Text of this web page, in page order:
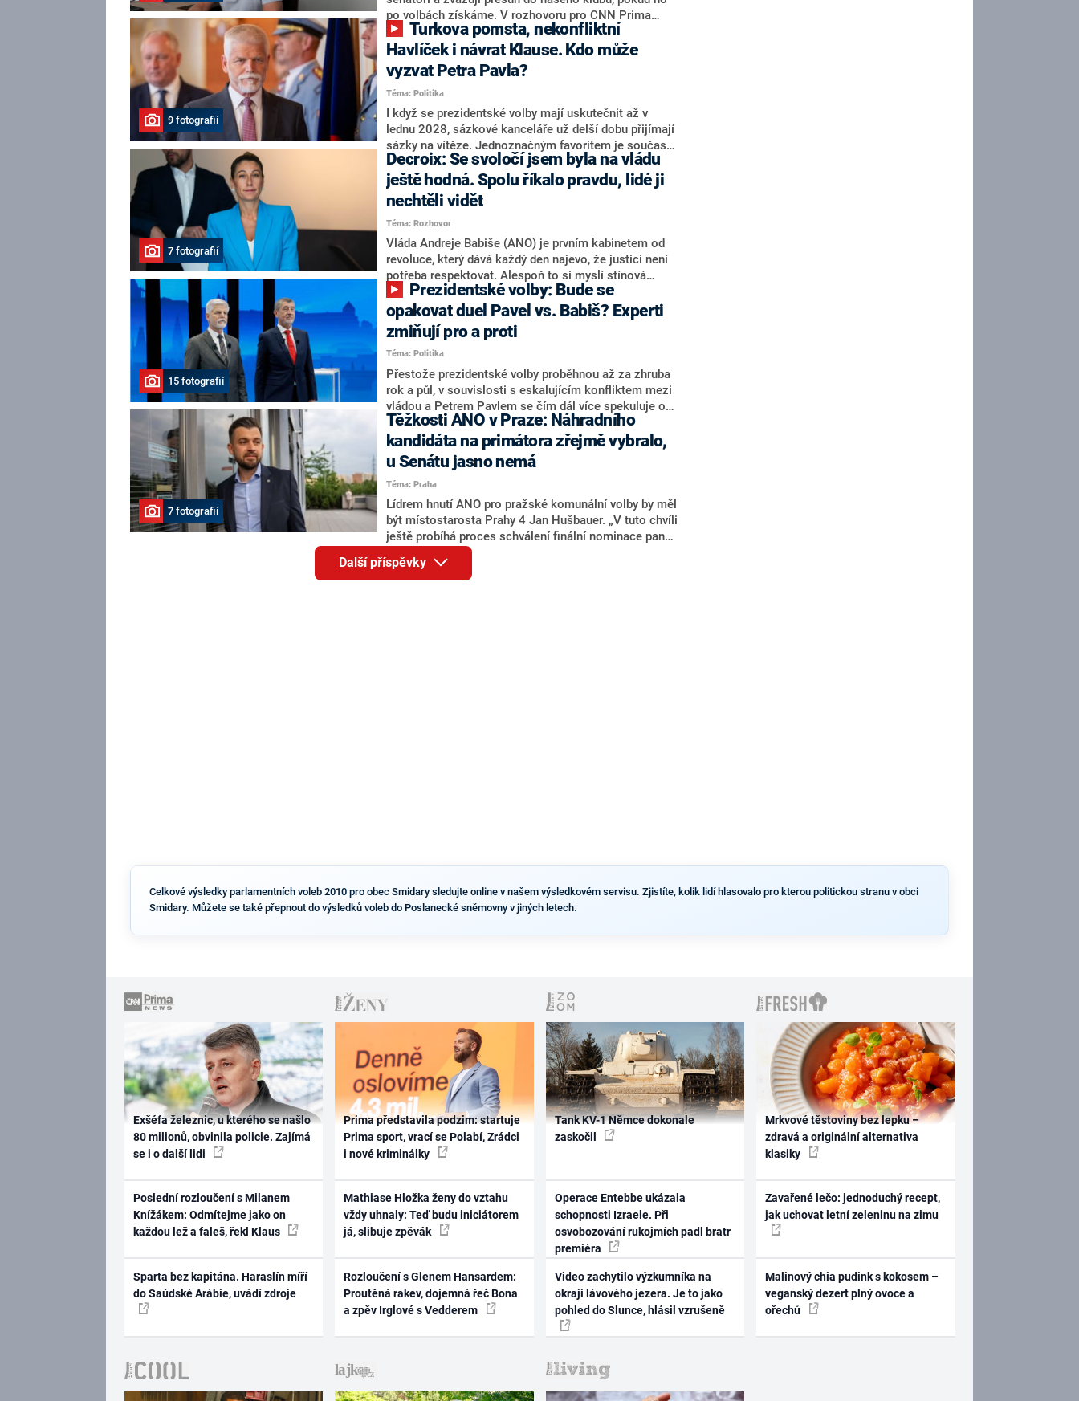
svoje témata,“ odpověděl Grolich na dotaz CNN Prima
NEWS.
po volbách získáme. V rozhovoru pro CNN Prima
NEWS to řekl zakladatel hnutí a jihočeský hejtman
Martin Kuba. Konkrétní nebyl, ale získat by takto mohl
například senátora Zdeňka Hrabu, který je dnes
součástí klubu ODS a TOP 09. Hraba to na dotaz
redakce nevyloučil. Předseda klubu senátorů ODS
Zdeněk Nytra redakci řekl, že počítá s odchodem
některých senátorů z klubu a že Naše Česko není
nepřítel, ale soupeř.
9 fotografií
Havlíček i návrat Klause. Kdo může
vyzvat Petra Pavla?
Téma: Politika
I když se prezidentské volby mají uskutečnit až v
lednu 2028, sázkové kanceláře už delší dobu přijímají
sázky na vítěze. Jednoznačným favoritem je současná
hlava státu Petr Pavel. Daleko za ním pak bookmakeři
zmiňují dva výrazné politiky ANO, tedy premiéra
Andreje Babiše a ministra průmyslu Karla Havlíčka.
Oblíbeným tipem samotných sázkařů je poslanec za
Motoristy Filip Turek. Politolog Jan Kubáček nicméně
o případné kandidatuře kohokoliv ze zmíněné trojice
značně pochybuje. Podle něj současná koalice dosud
nemá osobu, která by Pavlovi mohla konkurovat.
7 fotografií
Decroix: Se svoločí jsem byla na vládu
ještě hodná. Spolu říkalo pravdu, lidé ji
nechtěli vidět
Téma: Rozhovor
Vláda Andreje Babiše (ANO) je prvním kabinetem od
revoluce, který dává každý den najevo, že justici není
potřeba respektovat. Alespoň to si myslí stínová
ministryně spravedlnosti ODS Eva Decroix. V
rozhovoru pro CNN Prima NEWS si nebrala servítky
ohledně politického výkonu svého nástupce Jeronýma
Tejce (za ANO) či vládní zmocněnkyně pro lidská
práva Taťány Malé (ANO). Označením „svoloč“ na
adresu vlády prý byla ještě hodná. Decroix se také
vrátila k volební porážce koalice Spolu či promluvila o
hnutí Naše Česko Martina Kuby.
15 fotografií
opakovat duel Pavel vs. Babiš? Experti
zmiňují pro a proti
Téma: Politika
Přestože prezidentské volby proběhnou až za zhruba
rok a půl, v souvislosti s eskalujícím konfliktem mezi
vládou a Petrem Pavlem se čím dál více spekuluje o
tom, koho by do bitvy o Hrad mohla vyslat současná
koalice. Někteří političtí komentátoři znovu vytahují
jméno premiéra Andreje Babiše (ANO). Jak moc je
pravděpodobné, že se v prezidentských volbách 2028
bude znovu opakovat souboj z roku 2023?
7 fotografií
Těžkosti ANO v Praze: Náhradního
kandidáta na primátora zřejmě vybralo,
u Senátu jasno nemá
Téma: Praha
Lídrem hnutí ANO pro pražské komunální volby by měl
být místostarosta Prahy 4 Jan Hušbauer. „V tuto chvíli
ještě probíhá proces schválení finální nominace pana
Jana Hušbauera Výborem hnutí ANO,“ uvedl pro
redakci místopředseda pražského ANO Martin
Benkovič. O Hušbauerovi se spekulovalo jako o
Další příspěvky
Celkové výsledky parlamentních voleb 2010 pro obec Smidary sledujte online v našem výsledkovém servisu. Zjistíte, kolik lidí hlasovalo pro kterou politickou stranu v obci
Smidary. Můžete se také přepnout do výsledků voleb do Poslanecké sněmovny v jiných letech.
Exšéfa železnic, u kterého se našlo
80 milionů, obvinila policie. Zajímá
se i o další lidi
Poslední rozloučení s Milanem
Knížákem: Odmítejme jako on
každou lež a faleš, řekl Klaus
Sparta bez kapitána. Haraslín míří
do Saúdské Arábie, uvádí zdroje
Prima představila podzim: startuje
Prima sport, vrací se Polabí, Zrádci
i nové kriminálky
Mathiase Hložka ženy do vztahu
vždy uhnaly: Teď budu iniciátorem
já, slibuje zpěvák
Rozloučení s Glenem Hansardem:
Proutěná rakev, dojemná řeč Bona
a zpěv Irglové s Vedderem
Tank KV-1 Němce dokonale
zaskočil
Operace Entebbe ukázala
schopnosti Izraele. Při
osvobozování rukojmích padl bratr
premiéra
Video zachytilo výzkumníka na
okraji lávového jezera. Je to jako
pohled do Slunce, hlásil vzrušeně
Mrkvové těstoviny bez lepku –
zdravá a originální alternativa
klasiky
Zavařené lečo: jednoduchý recept,
jak uchovat letní zeleninu na zimu
Malinový chia pudink s kokosem –
veganský dezert plný ovoce a
ořechů